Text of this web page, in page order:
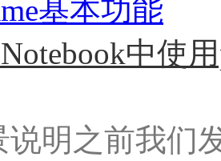
中使
说明之前我们